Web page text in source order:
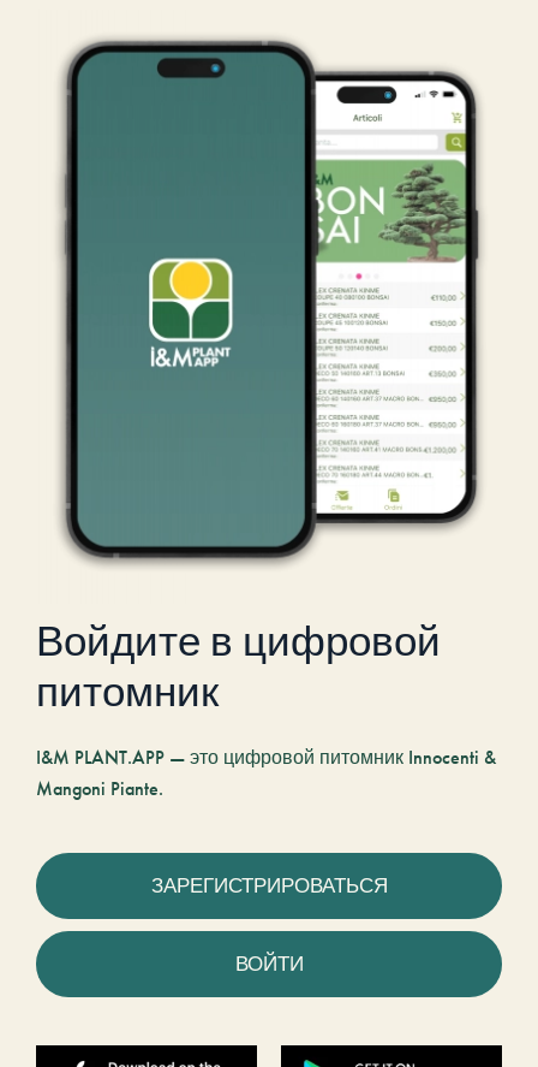
Войдите в цифровой
питомник
I&M PLANT.APP — это цифровой питомник Innocenti &
Mangoni Piante.
ЗАРЕГИСТРИРОВАТЬСЯ
ВОЙТИ